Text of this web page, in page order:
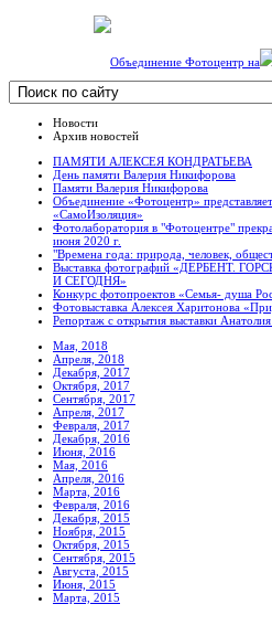
Объединение Фотоцентр на
Новости
Архив новостей
ПАМЯТИ АЛЕКСЕЯ КОНДРАТЬЕВА
День памяти Валерия Никифорова
Памяти Валерия Никифорова
Объединение «Фотоцентр»
«СамоИзоляция»
Фотолаборатория в "Фотоцентре"
июня 2020 г.
"Времена года: природа, человек,
Выставка фотографий «ДЕРБЕНТ.
И СЕГОДНЯ»
Конкурс фотопроектов «Семья- душа
Фотовыставка Алексея Харитонова
Репортаж с открытия выставки
Мая, 2018
Апреля, 2018
Декабря, 2017
Октября, 2017
Сентября, 2017
Апреля, 2017
Февраля, 2017
Декабря, 2016
Июня, 2016
Мая, 2016
Апреля, 2016
Марта, 2016
Февраля, 2016
Декабря, 2015
Ноября, 2015
Октября, 2015
Сентября, 2015
Августа, 2015
Июня, 2015
Марта, 2015